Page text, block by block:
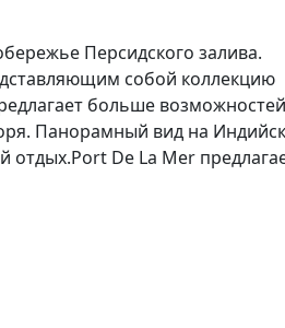
Персидского залива.
собой коллекцию
больше
Панорамный вид на
De La Mer